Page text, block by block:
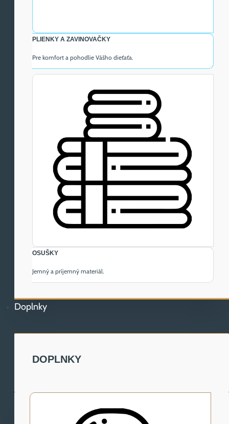
PLIENKY A ZAVINOVAČKY
Pre komfort a pohodlie Vášho dieťaťa.
OSUŠKY
Jemný a príjemný materiál.
Doplnky
DOPLNKY